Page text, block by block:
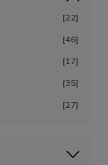
22
46
17
35
27